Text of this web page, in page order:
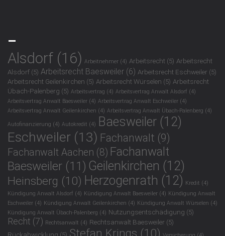
Alsdorf (16) Arbeitnehmer (4) Arbeitsrecht (5) Arbeitsrecht
Alsdorf (5) Arbeitsrecht Baesweiler (6) Arbeitsrecht Eschweiler (5)
Arbeitsrecht Geilenkirchen (5) Arbeitsrecht Würselen (5) Arbeitsrecht
Übach-Palenberg (5) Arbeitsvertrag (4) Arbeitsvertrag Anwalt Alsdorf (4)
Arbeitsvertrag Anwalt Baesweiler (4) Arbeitsvertrag Anwalt Eschweiler (4)
Arbeitsvertrag Anwalt Geilenkirchen (4) Arbeitsvertrag Anwalt Übach-Palenberg (4)
Autofinanzierung (4) Autokredit (4) Baesweiler (12)
Eschweiler (13) Fachanwalt (9)
Fachanwalt Aachen (8) Fachanwalt
Baesweiler (11) Geilenkirchen (12)
Heinsberg (10) Herzogenrath (12) Kredit (4)
Kündigung Anwalt Alsdorf (4) Kündigung Anwalt Baesweiler (4) Kündigung Anwalt
Eschweiler (4) Kündigung Anwalt Geilenkirchen (4) Kündigung Anwalt Würselen (4)
Kündigung Anwalt Übach-Palenberg (4) Nutzungsentschädigung (5)
Recht (7) Rechtsanwalt (4) Rechtsanwalt Baesweiler (5)